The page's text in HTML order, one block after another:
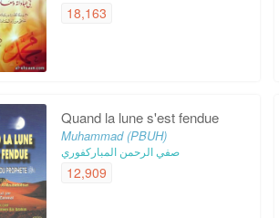
18,163
Quand la lune s'est fendue
Muhammad (PBUH)
صفي الرحمن المباركفوري
12,909